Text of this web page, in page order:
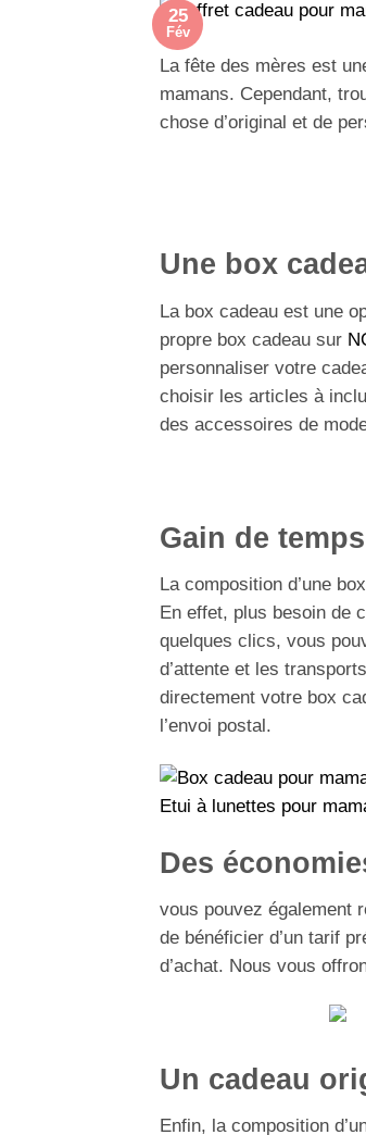
25
Fév
La fête des mères est
mamans. Cependant,
chose d’original et de
Une box
La box cadeau est une
propre box cadeau sur
personnaliser votre
choisir les articles à
des accessoires de
Gain de temps
La composition d’une
En effet, plus besoin de
quelques clics, vous
d’attente et les
directement votre box
l’envoi postal.
Etui à lunettes pour
Des
vous pouvez également
de bénéficier d’un tarif
d’achat. Nous vous
Un cadeau
Enfin, la composition